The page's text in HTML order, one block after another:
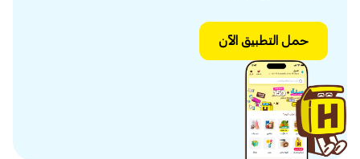
حمل التطبيق الآن